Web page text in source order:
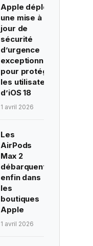
Apple déploie
une mise à
jour de
sécurité
d’urgence
exceptionnelle
pour protéger
les utilisateurs
d’iOS 18
1 avril 2026
Les
AirPods
Max 2
débarquent
enfin dans
les
boutiques
Apple
1 avril 2026